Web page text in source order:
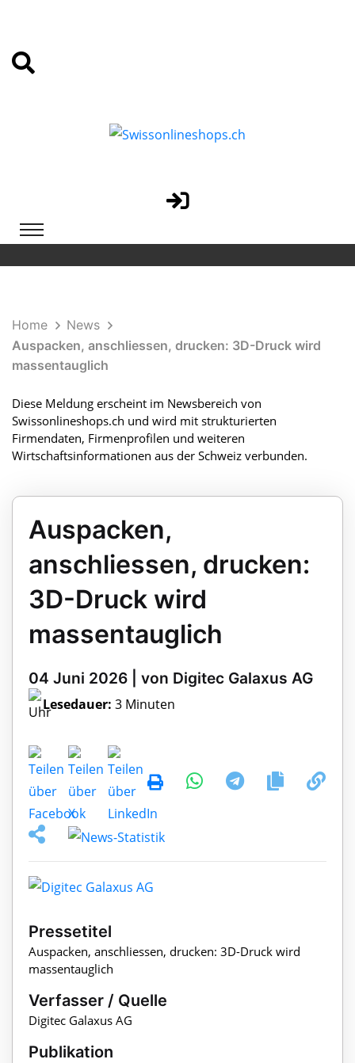
Home
News
Auspacken, anschliessen, drucken: 3D-Druck wird
massentauglich
Diese Meldung erscheint im Newsbereich von
Swissonlineshops.ch und wird mit strukturierten
Firmendaten, Firmenprofilen und weiteren
Wirtschaftsinformationen aus der Schweiz verbunden.
Auspacken,
anschliessen, drucken:
3D-Druck wird
massentauglich
04 Juni 2026 | von Digitec Galaxus AG
Lesedauer: 3 Minuten
Pressetitel
Auspacken, anschliessen, drucken: 3D-Druck wird
massentauglich
Verfasser / Quelle
Digitec Galaxus AG
Publikation